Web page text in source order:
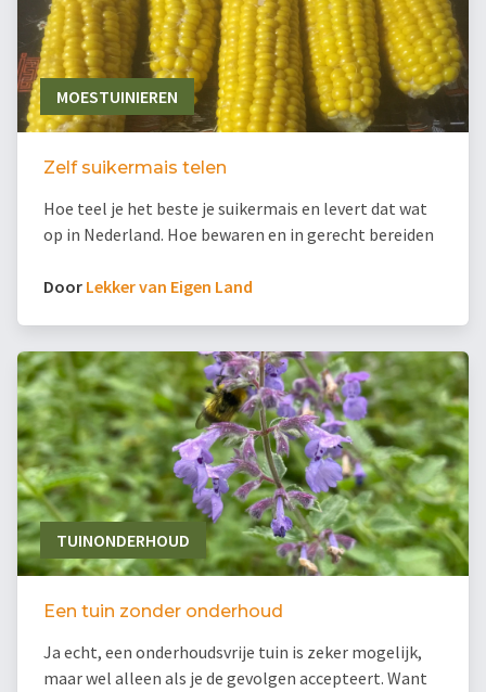
MOESTUINIEREN
Zelf suikermais telen
Hoe teel je het beste je suikermais en levert dat wat
op in Nederland. Hoe bewaren en in gerecht bereiden
Door Lekker van Eigen Land
TUINONDERHOUD
Een tuin zonder onderhoud
Ja echt, een onderhoudsvrije tuin is zeker mogelijk,
maar wel alleen als je de gevolgen accepteert. Want